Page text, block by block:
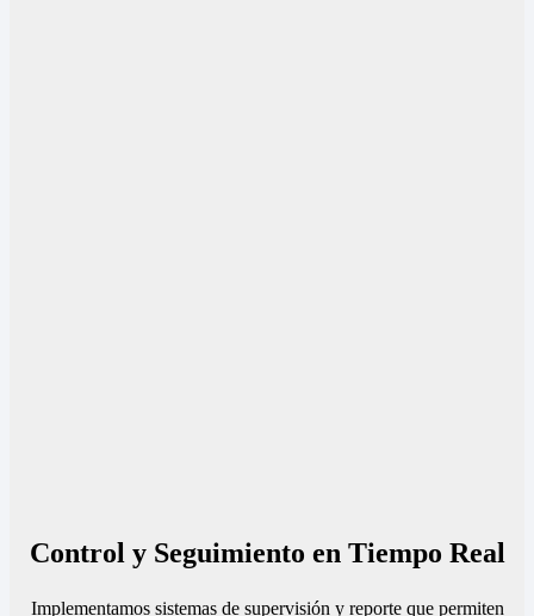
Control y Seguimiento en Tiempo Real
Implementamos sistemas de supervisión y reporte que permiten